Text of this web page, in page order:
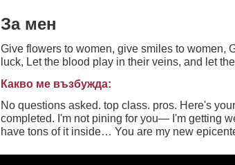
За мен
Give flowers to women, give smiles to women,
luck, Let the blood play in their veins, and let
Какво ме възбужда:
No questions asked. top class. pros. Here's
completed. I'm not pining for you— I'm getting
have tons of it inside… You are my new
Although it seems that he took it for nothing